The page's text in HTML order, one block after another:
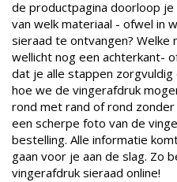
de productpagina doorloop
van welk materiaal - ofwel in
sieraad te ontvangen? Welke
wellicht nog een achterkant-
dat je alle stappen
hoe we de vingerafdruk
rond met rand of rond
een scherpe foto van de
bestelling. Alle informatie
gaan voor je aan de slag. Zo b
vingerafdruk sieraad online!